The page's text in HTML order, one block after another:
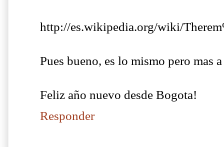
http://es.wikipedia.org/wiki/
Pues bueno, es lo mismo pero mas
Feliz año nuevo desde Bogota!
Responder